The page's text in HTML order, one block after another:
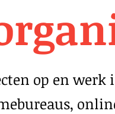
op en